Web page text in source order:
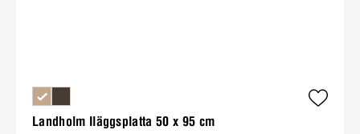
Landholm Iläggsplatta 50 x 95 cm